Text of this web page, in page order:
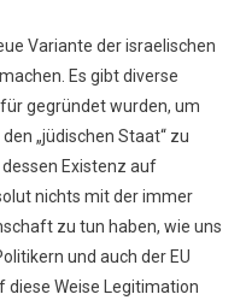
Variante der israelischen
Es gibt diverse
gegründet wurden, um
„jüdischen Staat“ zu
dessen Existenz auf
nichts mit der immer
zu tun haben, wie uns
und auch der EU
Weise Legitimation